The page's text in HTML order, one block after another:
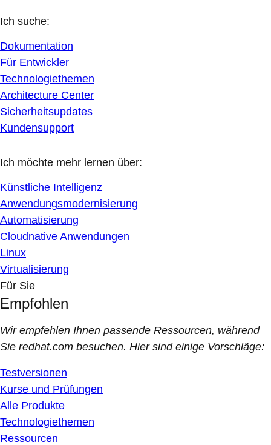
Ich suche:
Dokumentation
Für Entwickler
Technologiethemen
Architecture Center
Sicherheitsupdates
Kundensupport
Ich möchte mehr lernen über:
Künstliche Intelligenz
Anwendungsmodernisierung
Automatisierung
Cloudnative Anwendungen
Linux
Virtualisierung
Für Sie
Empfohlen
Wir empfehlen Ihnen passende Ressourcen, während
Sie redhat.com besuchen. Hier sind einige Vorschläge:
Testversionen
Kurse und Prüfungen
Alle Produkte
Technologiethemen
Ressourcen